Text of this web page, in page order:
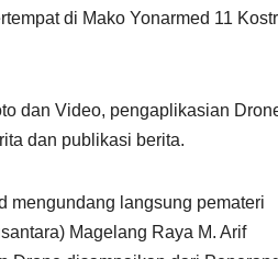
di Mako Yonarmed 11
dan Video, pengaplikasian
dan publikasi berita.
mengundang langsung pemateri
Magelang Raya M. Arif